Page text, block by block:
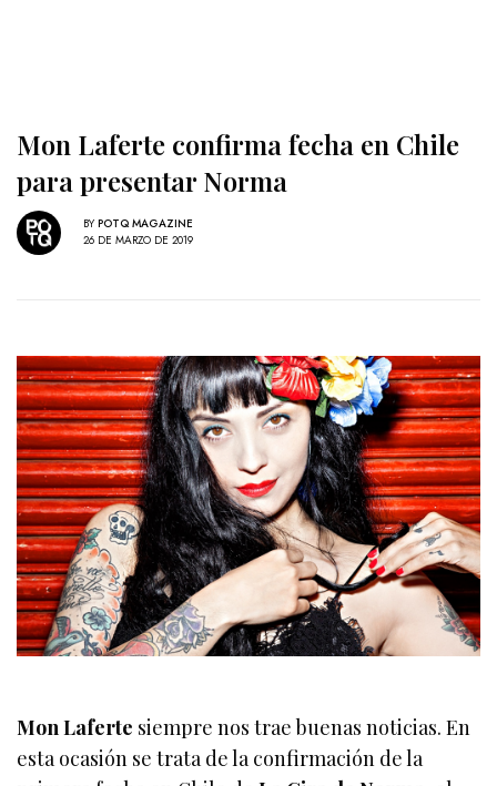
Mon Laferte confirma fecha en Chile
para presentar Norma
BY POTQ MAGAZINE
26 DE MARZO DE 2019
Mon Laferte siempre nos trae buenas noticias. En
esta ocasión se trata de la confirmación de la